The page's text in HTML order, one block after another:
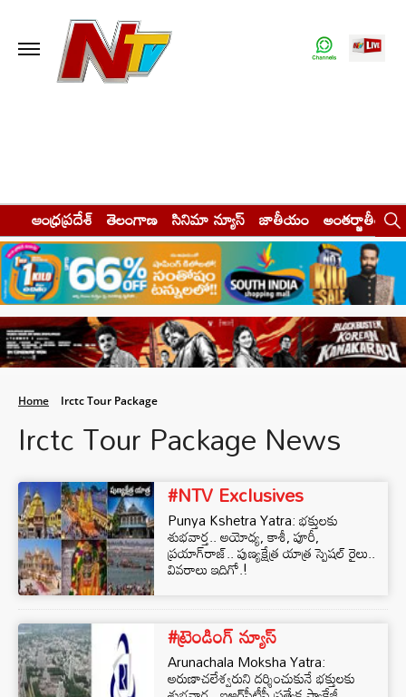
ఆంధ్రప్రదేశ్ తెలంగాణ సినిమా న్యూస్ జాతీయం అంతర్జాతీయం
Home Irctc Tour Package
Irctc Tour Package News
#NTV Exclusives
Punya Kshetra Yatra: భక్తులకు
శుభవార్త.. అయోధ్య, కాశీ, పూరీ,
ప్రయాగ్‌రాజ్.. పుణ్యక్షేత్ర యాత్ర స్పెషల్ రైలు..
వివరాలు ఇదిగో.!
#ట్రెండింగ్ న్యూస్
Arunachala Moksha Yatra:
అరుణాచలేశ్వరుని దర్శించుకునే భక్తులకు